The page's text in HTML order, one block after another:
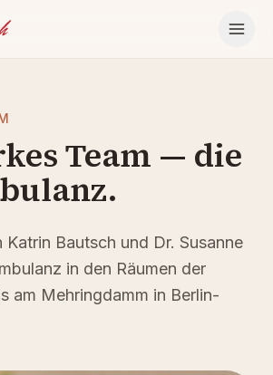
Team — die
Katrin Bautsch und Dr. Susanne
in den Räumen der
am Mehringdamm in Berlin-